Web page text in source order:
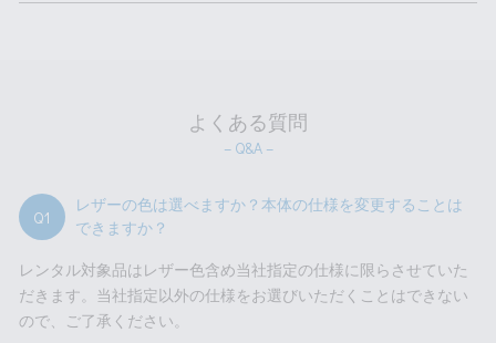
よくある質問
– Q&A –
Q1
レザーの色は選べますか？本体の仕様を変更することは
できますか？
レンタル対象品はレザー色含め当社指定の仕様に限らさせていた
だきます。当社指定以外の仕様をお選びいただくことはできない
ので、ご了承ください。